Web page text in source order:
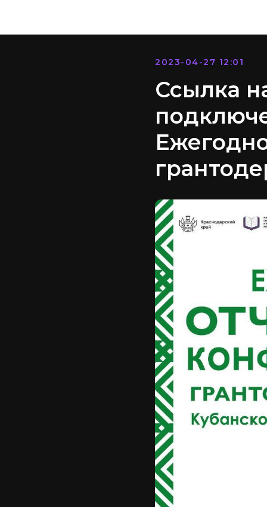
2023-04-27 12:01
Ссылка